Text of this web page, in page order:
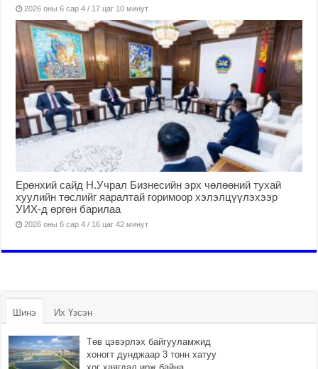
2026 оны 6 сар 4 / 17 цаг 10 минут
Ерөнхий сайд Н.Учрал Бизнесийн эрх чөлөөний тухай
хуулийн төслийг яаралтай горимоор хэлэлцүүлэхээр
УИХ-д өргөн барилаа
2026 оны 6 сар 4 / 16 цаг 42 минут
Шинэ Их Үзсэн
Төв цэвэрлэх байгууламжид
хоногт дунджаар 3 тонн хатуу